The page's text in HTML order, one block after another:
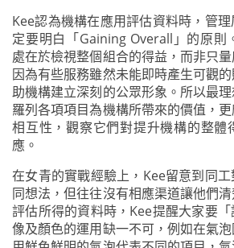
Kee認為機構在應用評估資料時，管
定要明白「Gaining Overall」的原則
處在於檢視整個組合的得益，而非只
因為有些服務雖然未能即時產生可觀
助機構建立深刻的公眾形象。所以最
羅列各項項目為機構所帶來的價值，
相互性，觀察它們對提升機構的整體
應。
在女青的實戰經驗上，Kee留意到同
同想法，但往往沒有相應渠道讓他們
評估所得的資料時，Kee提醒大家要
像及顏色的運用缺一不可，例如在氣